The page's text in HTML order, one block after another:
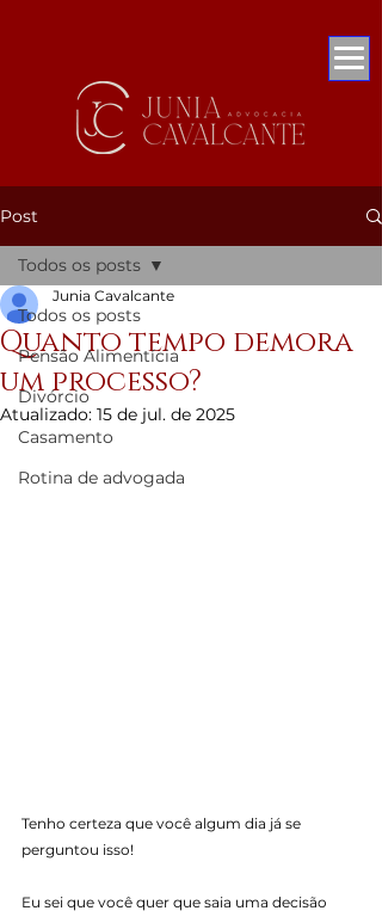
Post
Todos os posts
Pensão Alimentícia
Divórcio
Casamento
Rotina de advogada
Todos os posts
Quanto tempo demora
um processo?
Junia Cavalcante
Atualizado: 15 de jul. de 2025
Tenho certeza que você algum dia já se
perguntou isso!
Eu sei que você quer que saia uma decisão